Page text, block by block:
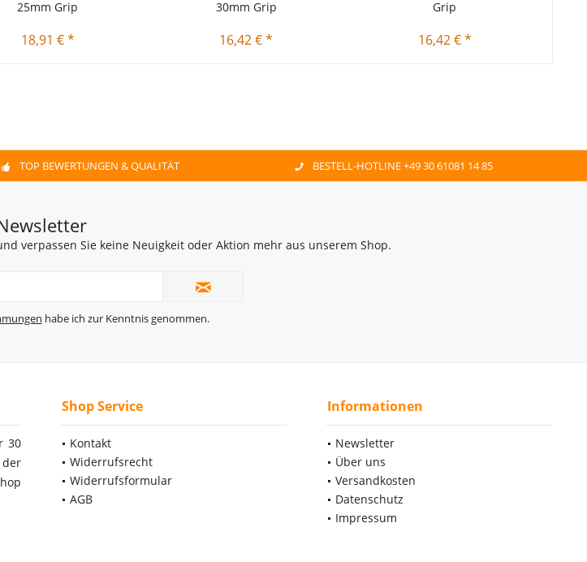
25mm Grip
18,91 € *
30mm Grip
16,42 € *
Grip
16,42 € *
TOP BEWERTUNGEN & QUALITÄT BESTELL-HOTLINE +49 30 61081 14 85
verpassen Sie keine Neuigkeit oder Aktion mehr aus unserem Shop.
habe ich zur Kenntnis genommen.
30
Shop Service
Kontakt
Widerrufsrecht
Widerrufsformular
AGB
Informationen
Newsletter
Über uns
Versandkosten
Datenschutz
Impressum